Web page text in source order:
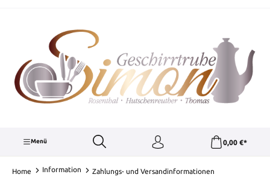
Menü 0,00 €*
Home Information Zahlungs- und Versandinformationen